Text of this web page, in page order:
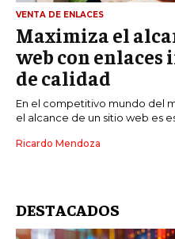
VENTA DE ENLACES
Maximiza el
web con
de calidad
En el competitivo mundo del
el alcance de un sitio web es
Ricardo Mendoza
DESTACADOS